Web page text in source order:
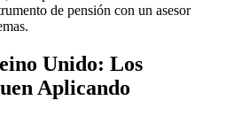
de pensión con un asesor
Unido: Los
Aplicando